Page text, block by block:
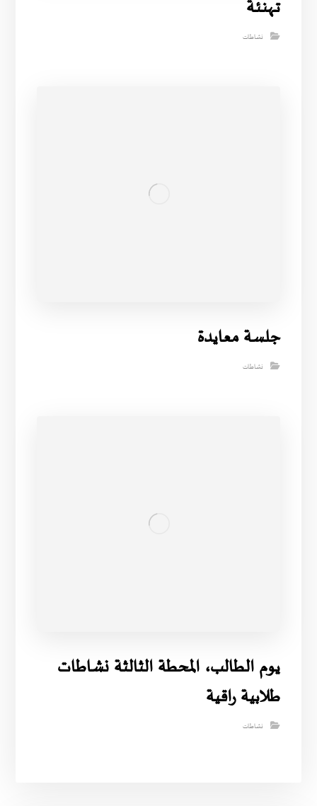
تــهنـئـة
نشاطات
جلسة معايدة
نشاطات
يوم الطالب، المحطة الثالثة نشاطات
طلابية راقية
نشاطات